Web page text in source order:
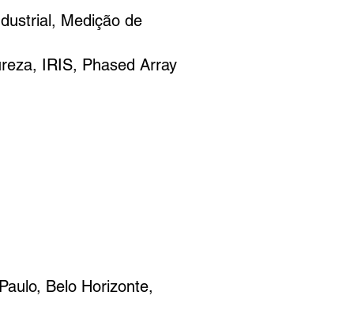
Medição de
IRIS, Phased Array
Belo Horizonte,